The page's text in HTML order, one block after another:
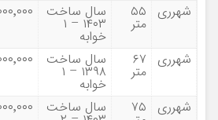
شهرری ۵۵
متر
سال ساخت
۱۴۰۳ – ۱
خوابه
شهرری ۶۷
متر
سال ساخت
۱۳۹۸ – ۱
خوابه
شهرری ۷۵ سال ساخت